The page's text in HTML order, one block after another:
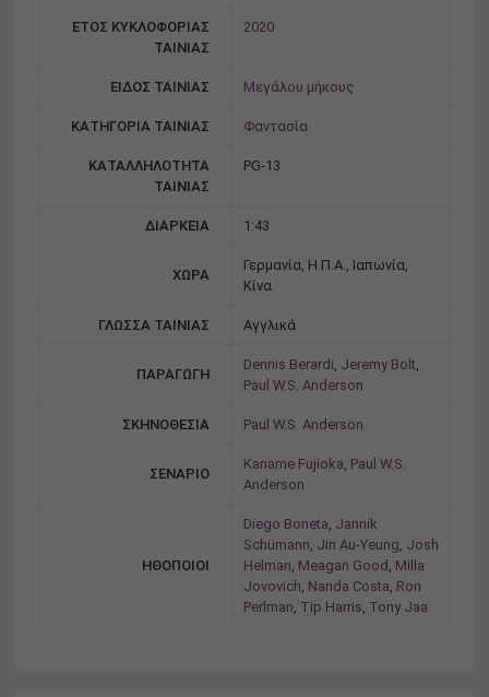
ΕΤΟΣ ΚΥΚΛΟΦΟΡΙΑΣ
ΤΑΙΝΙΑΣ
2020
ΕΙΔΟΣ ΤΑΙΝΙΑΣ Μεγάλου μήκους
ΚΑΤΗΓΟΡΙΑ ΤΑΙΝΙΑΣ Φαντασία
ΚΑΤΑΛΛΗΛΟΤΗΤΑ
ΤΑΙΝΙΑΣ
PG-13
ΔΙΑΡΚΕΙΑ 1:43
ΧΩΡΑ
Γερμανία, Η.Π.Α., Ιαπωνία,
Κίνα
ΓΛΩΣΣΑ ΤΑΙΝΙΑΣ Αγγλικά
ΠΑΡΑΓΩΓΗ
Dennis Berardi Jeremy Bolt
Paul W.S. Anderson
ΣΚΗΝΟΘΕΣΙΑ Paul W.S. Anderson
ΣΕΝΑΡΙΟ
Kaname Fujioka Paul W.S.
Anderson
ΗΘΟΠΟΙΟΙ
Diego Boneta Jannik
Schümann Jin Au-Yeung Josh
Helman Meagan Good Milla
Jovovich Nanda Costa Ron
Perlman Tip Harris Tony Jaa